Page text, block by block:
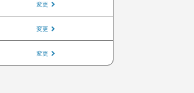
変更
変更
変更